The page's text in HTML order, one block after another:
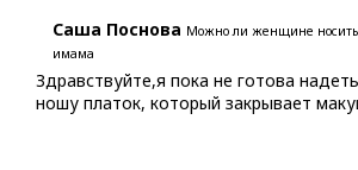
Саша Поснова Можно ли женщине носить
имама
Здравствуйте,я пока не готова
ношу платок, который закрывает